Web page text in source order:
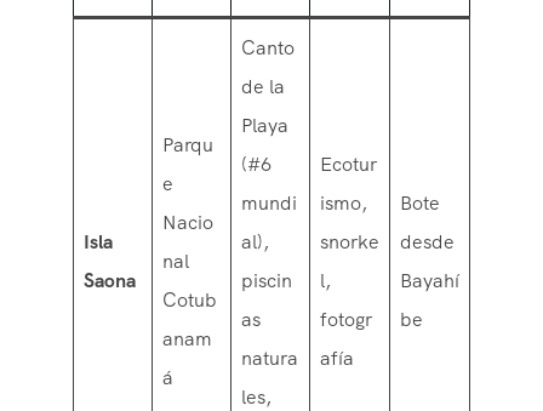
Isla
Saona
Parqu
e
Nacio
nal
Cotub
anam
á
Canto
de la
Playa
(#6
mundi
al),
piscin
as
natura
les,
Ecotur
ismo,
snorke
l,
fotogr
afía
Bote
desde
Bayahí
be